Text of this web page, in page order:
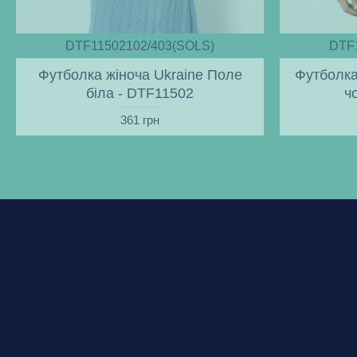
DTF11502102/403(SOLS)
Футболка жіноча Ukraine Поле
біла - DTF11502
361 грн